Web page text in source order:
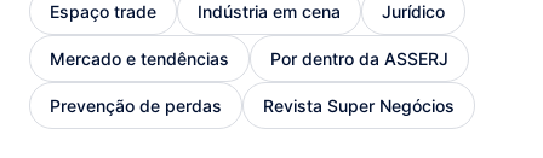
Espaço trade Indústria em cena Jurídico
Mercado e tendências Por dentro da ASSERJ
Prevenção de perdas Revista Super Negócios